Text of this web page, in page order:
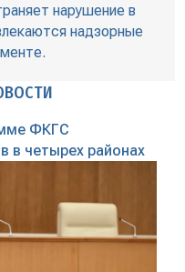
нарушение в
надзорные
ФКГС
в четырех районах